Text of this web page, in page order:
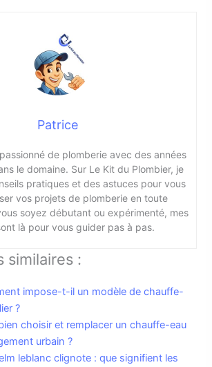
Patrice
de plomberie avec des années
le domaine. Sur Le Kit du Plombier, je
pratiques et des astuces pour vous
vos projets de plomberie en toute
soyez débutant ou expérimenté, mes
là pour vous guider pas à pas.
similaires :
impose-t-il un modèle de chauffe-
?
choisir et remplacer un chauffe-eau
urbain ?
leblanc clignote : que signifient les